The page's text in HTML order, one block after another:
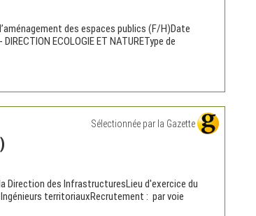
des espaces publics (F/H)Date
ECOLOGIE ET NATUREType de
Sélectionnée par la Gazette
Direction des InfrastructuresLieu d'exercice du
territoriauxRecrutement : par voie